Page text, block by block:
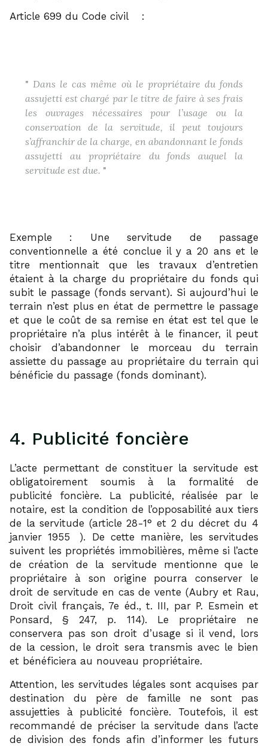
Article 699 du Code civil
:
Dans le cas même où le propriétaire du fonds
assujetti est chargé par le titre de faire à ses frais
les ouvrages nécessaires pour l’usage ou la
conservation de la servitude, il peut toujours
s’affranchir de la charge, en abandonnant le fonds
assujetti au propriétaire du fonds auquel la
servitude est due.
Exemple : Une servitude de passage
conventionnelle a été conclue il y a 20 ans et le
titre mentionnait que les travaux d’entretien
étaient à la charge du propriétaire du fonds qui
subit le passage (fonds servant). Si aujourd’hui le
terrain n’est plus en état de permettre le passage
et que le coût de sa remise en état est tel que le
propriétaire n’a plus intérêt à le financer, il peut
choisir d’abandonner le morceau du terrain
assiette du passage au propriétaire du terrain qui
bénéficie du passage (fonds dominant).
4. Publicité foncière
L’acte permettant de constituer la servitude est
obligatoirement soumis à la formalité de
publicité foncière. La publicité, réalisée par le
notaire, est la condition de l’opposabilité aux tiers
de la servitude (article 28-1° et 2 du décret du 4
janvier 1955
). De cette manière, les servitudes
suivent les propriétés immobilières, même si l’acte
de création de la servitude mentionne que le
propriétaire à son origine pourra conserver le
droit de servitude en cas de vente (Aubry et Rau,
Droit civil français, 7e éd., t. III, par P. Esmein et
Ponsard, § 247, p. 114). Le propriétaire ne
conservera pas son droit d’usage si il vend, lors
de la cession, le droit sera transmis avec le bien
et bénéficiera au nouveau propriétaire.
Attention, les servitudes légales sont acquises par
destination du père de famille ne sont pas
assujetties à publicité foncière. Toutefois, il est
recommandé de préciser la servitude dans l’acte
de division des fonds afin d’informer les futurs